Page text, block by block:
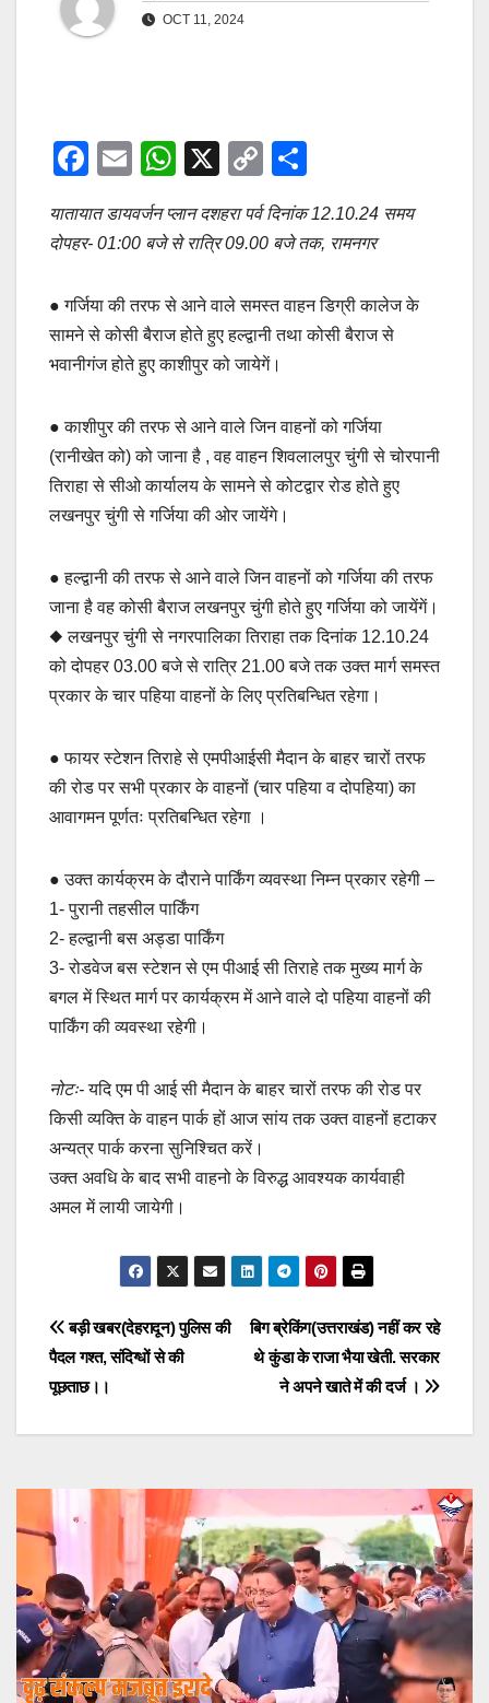
OCT 11, 2024
F
c
b
o
o
E
m
ail
W
at
A
p
p
X
C
o
p
Li
n
k
ar
e
यातायात डायवर्जन प्लान दशहरा पर्व दिनांक 12.10.24 समय
दोपहर- 01:00 बजे से रात्रि 09.00 बजे तक, रामनगर
● गर्जिया की तरफ से आने वाले समस्त वाहन डिग्री कालेज के
सामने से कोसी बैराज होते हुए हल्द्वानी तथा कोसी बैराज से
भवानीगंज होते हुए काशीपुर को जायेगें।
● काशीपुर की तरफ से आने वाले जिन वाहनों को गर्जिया
(रानीखेत को) को जाना है , वह वाहन शिवलालपुर चुंगी से चोरपानी
तिराहा से सीओ कार्यालय के सामने से कोटद्वार रोड होते हुए
लखनपुर चुंगी से गर्जिया की ओर जायेंगे।
● हल्द्वानी की तरफ से आने वाले जिन वाहनों को गर्जिया की तरफ
जाना है वह कोसी बैराज लखनपुर चुंगी होते हुए गर्जिया को जायेंगें।
◆ लखनपुर चुंगी से नगरपालिका तिराहा तक दिनांक 12.10.24
को दोपहर 03.00 बजे से रात्रि 21.00 बजे तक उक्त मार्ग समस्त
प्रकार के चार पहिया वाहनों के लिए प्रतिबन्धित रहेगा।
● फायर स्टेशन तिराहे से एमपीआईसी मैदान के बाहर चारों तरफ
की रोड पर सभी प्रकार के वाहनों (चार पहिया व दोपहिया) का
आवागमन पूर्णतः प्रतिबन्धित रहेगा ।
● उक्त कार्यक्रम के दौराने पार्किंग व्यवस्था निम्न प्रकार रहेगी –
1- पुरानी तहसील पार्किंग
2- हल्द्वानी बस अड्डा पार्किंग
3- रोडवेज बस स्टेशन से एम पीआई सी तिराहे तक मुख्य मार्ग के
बगल में स्थित मार्ग पर कार्यक्रम में आने वाले दो पहिया वाहनों की
पार्किंग की व्यवस्था रहेगी।
नोटः-यदि एम पी आई सी मैदान के बाहर चारों तरफ की रोड पर
किसी व्यक्ति के वाहन पार्क हों आज सांय तक उक्त वाहनों हटाकर
अन्यत्र पार्क करना सुनिश्चित करें।
उक्त अवधि के बाद सभी वाहनो के विरुद्ध आवश्यक कार्यवाही
अमल में लायी जायेगी।
Post
navigation
बिग ब्रेकिंग(उत्तराखंड) नहीं कर रहे
थे कुंडा के राजा भैया खेती. सरकार
ने अपने खाते में की दर्ज ।
बड़ी खबर(देहरादून) पुलिस की
पैदल गश्त, संदिग्धों से की
पूछताछ।।